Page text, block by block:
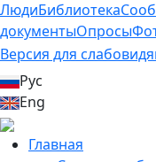
ЛюдиБиблиотека
документыОпросы
Версия для
Рус
Eng
Главная